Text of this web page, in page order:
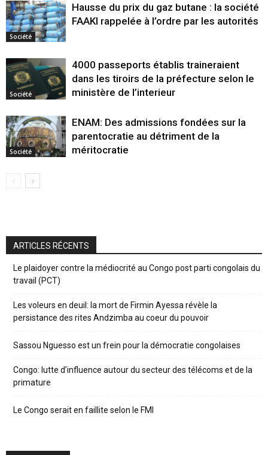
Société
Hausse du prix du gaz butane : la société
FAAKI rappelée à l’ordre par les autorités
Société
4000 passeports établis traineraient
dans les tiroirs de la préfecture selon le
ministère de l’interieur
Société
ENAM: Des admissions fondées sur la
parentocratie au détriment de la
méritocratie
ARTICLES RÉCENTS
Le plaidoyer contre la médiocrité au Congo post parti congolais du
travail (PCT)
Les voleurs en deuil: la mort de Firmin Ayessa révèle la
persistance des rites Andzimba au coeur du pouvoir
Sassou Nguesso est un frein pour la démocratie congolaises
Congo: lutte d’influence autour du secteur des télécoms et de la
primature
Le Congo serait en faillite selon le FMI